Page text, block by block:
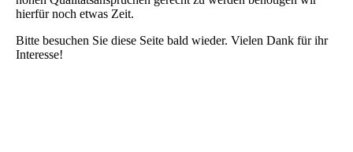
hierfür noch etwas Zeit.
Bitte besuchen Sie diese Seite bald wieder. Vielen Dank für ihr
Interesse!